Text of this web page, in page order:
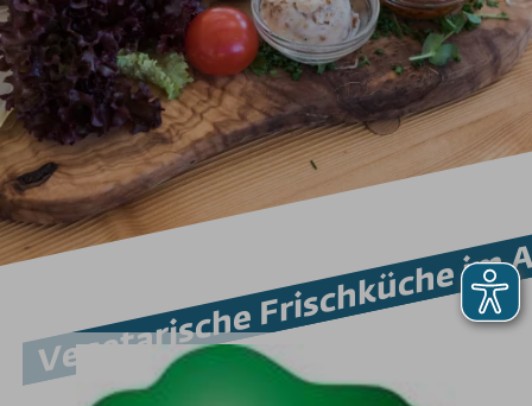
Bergbahnen
Weitere Infos
SOS / Notfallnummern
Vegetarische